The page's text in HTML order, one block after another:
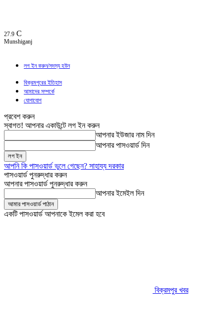
27.9 C
Munshiganj
লগ ইন করুন/সদস্য হউন
বিক্রমপুরের ইতিহাস
আমাদের সম্পর্কে
যোগাযোগ
প্রবেশ করুন
স্বাগত! আপনার একাউন্টে লগ ইন করুন
আপনার ইউজার নাম দিন
আপনার পাসওয়ার্ড দিন
আপনি কি পাসওয়ার্ড ভুলে গেছেন? সাহায্য দরকার
পাসওয়ার্ড পুনরুদ্ধার করুন
আপনার পাসওয়ার্ড পুনরুদ্ধার করুন
আপনার ইমেইল দিন
একটি পাসওয়ার্ড আপনাকে ইমেল করা হবে
বিক্রমপুর খবর